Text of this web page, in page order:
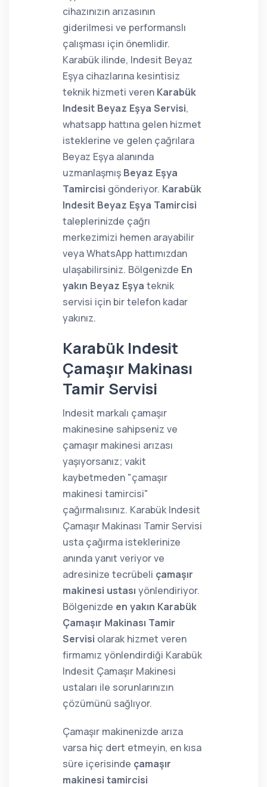
cihazınızın arızasının
giderilmesi ve performanslı
çalışması için önemlidir.
Karabük ilinde, Indesit Beyaz
Eşya cihazlarına kesintisiz
teknik hizmeti veren Karabük
Indesit Beyaz Eşya Servisi,
whatsapp hattına gelen hizmet
isteklerine ve gelen çağrılara
Beyaz Eşya alanında
uzmanlaşmış Beyaz Eşya
Tamircisi gönderiyor. Karabük
Indesit Beyaz Eşya Tamircisi
taleplerinizde çağrı
merkezimizi hemen arayabilir
veya WhatsApp hattımızdan
ulaşabilirsiniz. Bölgenizde En
yakın Beyaz Eşya teknik
servisi için bir telefon kadar
yakınız.
Karabük Indesit
Çamaşır Makinası
Tamir Servisi
Indesit markalı çamaşır
makinesine sahipseniz ve
çamaşır makinesi arızası
yaşıyorsanız; vakit
kaybetmeden "çamaşır
makinesi tamircisi"
çağırmalısınız. Karabük Indesit
Çamaşır Makinası Tamir Servisi
usta çağırma isteklerinize
anında yanıt veriyor ve
adresinize tecrübeli çamaşır
makinesi ustası yönlendiriyor.
Bölgenizde en yakın Karabük
Çamaşır Makinası Tamir
Servisi olarak hizmet veren
firmamız yönlendirdiği Karabük
Indesit Çamaşır Makinesi
ustaları ile sorunlarınızın
çözümünü sağlıyor.
Çamaşır makinenizde arıza
varsa hiç dert etmeyin, en kısa
süre içerisinde çamaşır
makinesi tamircisi